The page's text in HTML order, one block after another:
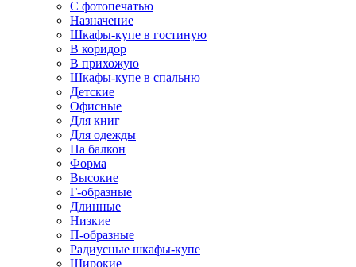
С фотопечатью
Назначение
Шкафы-купе в гостиную
В коридор
В прихожую
Шкафы-купе в спальню
Детские
Офисные
Для книг
Для одежды
На балкон
Форма
Высокие
Г-образные
Длинные
Низкие
П-образные
Радиусные шкафы-купе
Широкие